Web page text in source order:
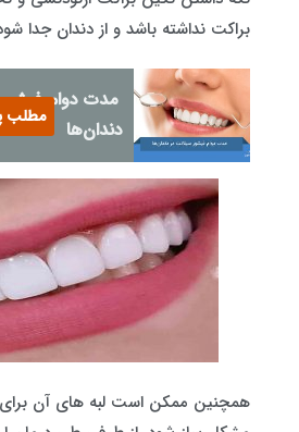
براکت نداشته باشد و از دندان جدا
مدت دوام
دندان‌ها
مطلب
همچنین ممکن است لبه‌ های آن